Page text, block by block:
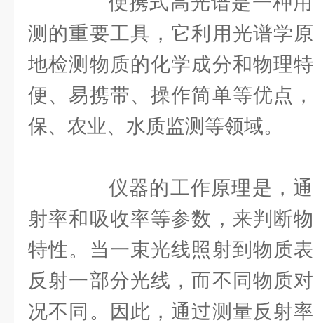
测的重要工具，它利用光谱学
地检测物质的化学成分和物理
便、易携带、操作简单等优点
保、农业、水质监测等领域。
仪器的工作原理是，通
射率和吸收率等参数，来判断
特性。当一束光线照射到物质
反射一部分光线，而不同物质
况不同。因此，通过测量反射